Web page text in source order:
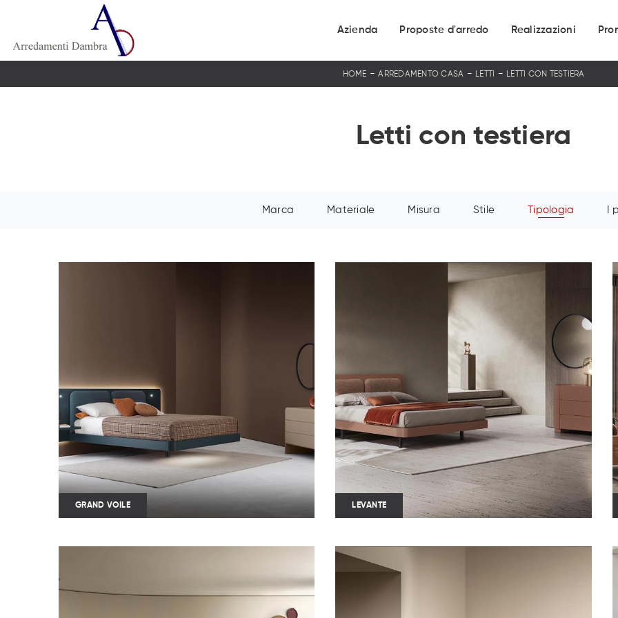
Azienda Proposte d'arredo Realizzazioni
HOME -ARREDAMENTO CASA - LETTI - LETTI CON TESTIERA
Letti con testiera
Marca Materiale Misura Stile Tipologia I
GRAND VOILE LEVANTE